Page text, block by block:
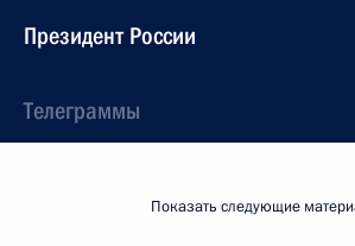
Президент России
Телеграммы
Показать следующие